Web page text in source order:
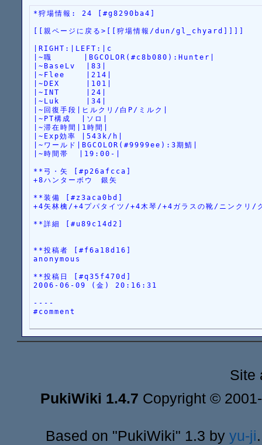
*狩場情報: 24 [#g8290ba4]
[[親ページに戻る>[[狩場情報/dun/gl_chyard]]]]
|RIGHT:|LEFT:|c
|~職      |BGCOLOR(#c8b080):Hunter|
|~BaseLv  |83|
|~Flee    |214|
|~DEX     |101|
|~INT     |24|
|~Luk     |34|
|~回復手段|ヒルクリ/白P/ミルク|
|~PT構成  |ソロ|
|~滞在時間|1時間|
|~Exp効率 |543k/h|
|~ワールド|BGCOLOR(#9999ee):3期鯖|
|~時間帯  |19:00-|
**弓・矢 [#p26afcca]
+8ハンターボウ　銀矢
**装備 [#z3aca0bd]
+4矢林檎/+4プパタイツ/+4木琴/+4ガラスの靴/ニンクリ/
**詳細 [#u89c14d2]
**投稿者 [#f6a18d16]
anonymous
**投稿日 [#q35f470d]
2006-06-09 (金) 20:16:31
----
#comment
Site
PukiWiki 1.4.7 Copyright ©
Based on "PukiWiki" 1.3 by yu-ji